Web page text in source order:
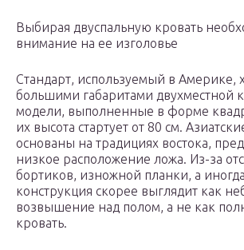
Выбирая двуспальную кровать
внимание на ее изголовье
Стандарт, используемый в Америке,
большими габаритами двухместной
модели, выполненные в форме
их высота стартует от 80 см.
основаны на традициях востока,
низкое расположение ложа. Из-за
бортиков, изножной планки, а
конструкция скорее выглядит как
возвышение над полом, а не как
кровать.